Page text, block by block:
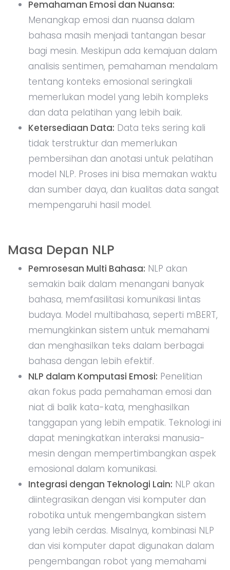
Pemahaman Emosi dan Nuansa:
Menangkap emosi dan nuansa dalam
bahasa masih menjadi tantangan besar
bagi mesin. Meskipun ada kemajuan dalam
analisis sentimen, pemahaman mendalam
tentang konteks emosional seringkali
memerlukan model yang lebih kompleks
dan data pelatihan yang lebih baik.
Ketersediaan Data: Data teks sering kali
tidak terstruktur dan memerlukan
pembersihan dan anotasi untuk pelatihan
model NLP. Proses ini bisa memakan waktu
dan sumber daya, dan kualitas data sangat
mempengaruhi hasil model.
Masa Depan NLP
Pemrosesan Multi Bahasa: NLP akan
semakin baik dalam menangani banyak
bahasa, memfasilitasi komunikasi lintas
budaya. Model multibahasa, seperti mBERT,
memungkinkan sistem untuk memahami
dan menghasilkan teks dalam berbagai
bahasa dengan lebih efektif.
NLP dalam Komputasi Emosi: Penelitian
akan fokus pada pemahaman emosi dan
niat di balik kata-kata, menghasilkan
tanggapan yang lebih empatik. Teknologi ini
dapat meningkatkan interaksi manusia-
mesin dengan mempertimbangkan aspek
emosional dalam komunikasi.
Integrasi dengan Teknologi Lain: NLP akan
diintegrasikan dengan visi komputer dan
robotika untuk mengembangkan sistem
yang lebih cerdas. Misalnya, kombinasi NLP
dan visi komputer dapat digunakan dalam
pengembangan robot yang memahami